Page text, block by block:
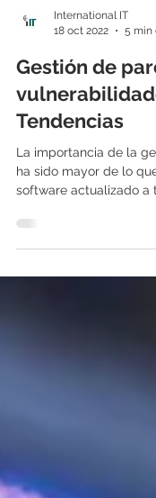
International IT
18 oct 2022
5 min
Gestión de
Tendencias
La importancia de la